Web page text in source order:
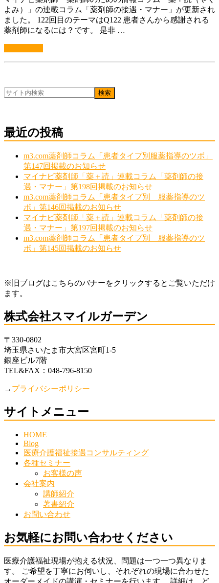
よみ）」の連載コラム「薬剤師の接遇・マナー」が更新され
ました。 122回目のテーマはQ122 患者さんから感謝される
薬剤師になるには？です。 是非 …
最近の投稿
m3.com薬剤師コラム「患者タイプ別服薬指導のツボ」
第147回掲載のお知らせ
マイナビ薬剤師「薬＋読」連載コラム「薬剤師の接
遇・マナー」第198回掲載のお知らせ
m3.com薬剤師コラム「患者タイプ別 服薬指導のツ
ボ」第146回掲載のお知らせ
マイナビ薬剤師「薬＋読」連載コラム「薬剤師の接
遇・マナー」第197回掲載のお知らせ
m3.com薬剤師コラム「患者タイプ別 服薬指導のツ
ボ」第145回掲載のお知らせ
※旧ブログはこちらのバナーをクリックするとご覧いただけ
ます。
株式会社スマイルガーデン
〒330-0802
埼玉県さいたま市大宮区宮町1-5
銀座ビル7階
TEL&FAX：048-796-8150
→ プライバシーポリシー
サイトメニュー
HOME
Blog
医療介護福祉接遇コンサルティング
各種セミナー
お客様の声
会社案内
講師紹介
著書紹介
お問い合わせ
お気軽にお問い合わせください
医療介護福祉現場が抱える状況、問題は一つ一つ異なりま
す。 ご希望を丁寧にお伺いし、それぞれの現場に合わせた
オーダーメイドの講演・セミナーを行います。 詳細は、ど